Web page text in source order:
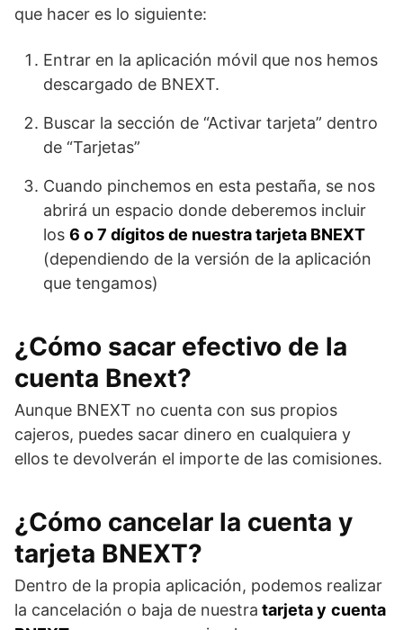
que hacer es lo siguiente:
Entrar en la aplicación móvil que nos hemos
descargado de BNEXT.
Buscar la sección de “Activar tarjeta” dentro
de “Tarjetas”
Cuando pinchemos en esta pestaña, se nos
abrirá un espacio donde deberemos incluir
los 6 o 7 dígitos de nuestra tarjeta BNEXT
(dependiendo de la versión de la aplicación
que tengamos)
¿Cómo sacar efectivo de la
cuenta Bnext?
Aunque BNEXT no cuenta con sus propios
cajeros, puedes sacar dinero en cualquiera y
ellos te devolverán el importe de las comisiones.
¿Cómo cancelar la cuenta y
tarjeta BNEXT?
Dentro de la propia aplicación, podemos realizar
la cancelación o baja de nuestra tarjeta y cuenta